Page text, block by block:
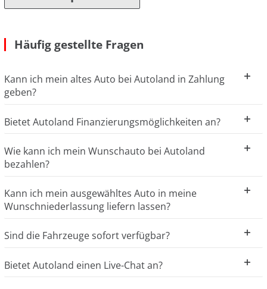
Häufig gestellte Fragen
Kann ich mein altes Auto bei Autoland in Zahlung
geben?
Bietet Autoland Finanzierungsmöglichkeiten an?
Wie kann ich mein Wunschauto bei Autoland
bezahlen?
Kann ich mein ausgewähltes Auto in meine
Wunschniederlassung liefern lassen?
Sind die Fahrzeuge sofort verfügbar?
Bietet Autoland einen Live-Chat an?